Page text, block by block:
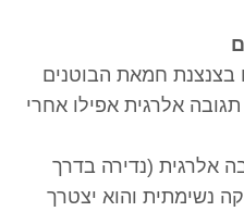
בצנצנת חמאת הבוטנים
אלרגית אפילו אחרי
אלרגית (נדירה בדרך
נשימתית והוא יצטרך